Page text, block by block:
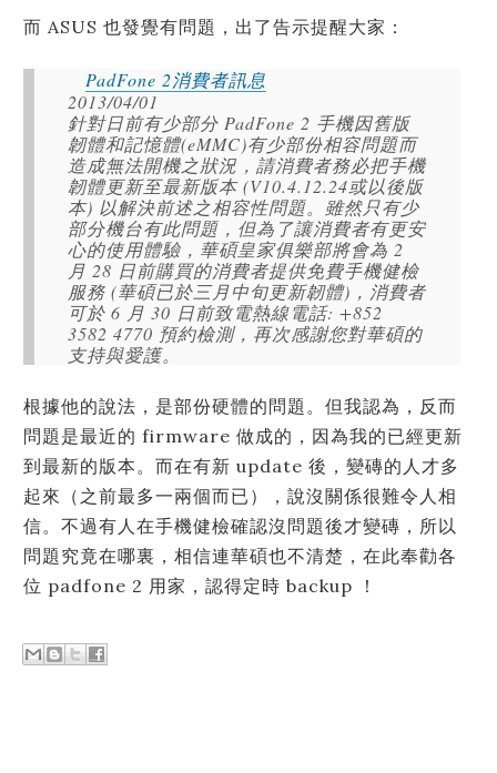
而 ASUS 也發覺有問題，出了告示提醒大家：
PadFone 2消費者訊息
2013/04/01
針對日前有少部分 PadFone 2 手機因舊版
韌體和記憶體(eMMC)有少部份相容問題而
造成無法開機之狀況，請消費者務必把手機
韌體更新至最新版本 (V10.4.12.24或以後版
本) 以解決前述之相容性問題。雖然只有少
部分機台有此問題，但為了讓消費者有更安
心的使用體驗，華碩皇家俱樂部將會為 2
月 28 日前購買的消費者提供免費手機健檢
服務 (華碩已於三月中旬更新韌體)，消費者
可於 6 月 30 日前致電熱線電話: +852
3582 4770 預約檢測，再次感謝您對華碩的
支持與愛護。
根據他的說法，是部份硬體的問題。但我認為，反而
問題是最近的 firmware 做成的，因為我的已經更新
到最新的版本。而在有新 update 後，變磚的人才多
起來（之前最多一兩個而已），說沒關係很難令人相
信。不過有人在手機健檢確認沒問題後才變磚，所以
問題究竟在哪裏，相信連華碩也不清楚，在此奉勸各
位 padfone 2 用家，認得定時 backup ！